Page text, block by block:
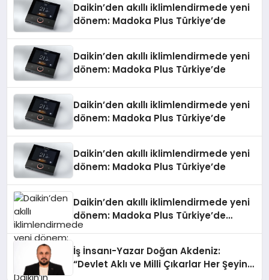
Daikin’den akıllı iklimlendirmede yeni
dönem: Madoka Plus Türkiye’de
Daikin’den akıllı iklimlendirmede yeni
dönem: Madoka Plus Türkiye’de
Daikin’den akıllı iklimlendirmede yeni
dönem: Madoka Plus Türkiye’de
Daikin’den akıllı iklimlendirmede yeni
dönem: Madoka Plus Türkiye’de
Daikin’den akıllı iklimlendirmede yeni
dönem: Madoka Plus Türkiye’de
Daikin’in kullanıcı dostu tasarımıyla
teknolojilerle donatılmış son modeli
VRV kontrol ünitesi Madoka Plus
İş İnsanı-Yazar Doğan Akdeniz:
“Devlet Aklı ve Milli Çıkarlar Her Şeyin